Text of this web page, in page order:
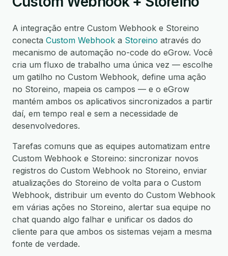
A integração entre Custom Webhook e Storeino
conecta Custom Webhook a Storeino através do
mecanismo de automação no-code do eGrow. Você
cria um fluxo de trabalho uma única vez — escolhe
um gatilho no Custom Webhook, define uma ação
no Storeino, mapeia os campos — e o eGrow
mantém ambos os aplicativos sincronizados a partir
daí, em tempo real e sem a necessidade de
desenvolvedores.
Tarefas comuns que as equipes automatizam entre
Custom Webhook e Storeino: sincronizar novos
registros do Custom Webhook no Storeino, enviar
atualizações do Storeino de volta para o Custom
Webhook, distribuir um evento do Custom Webhook
em várias ações no Storeino, alertar sua equipe no
chat quando algo falhar e unificar os dados do
cliente para que ambos os sistemas vejam a mesma
fonte de verdade.